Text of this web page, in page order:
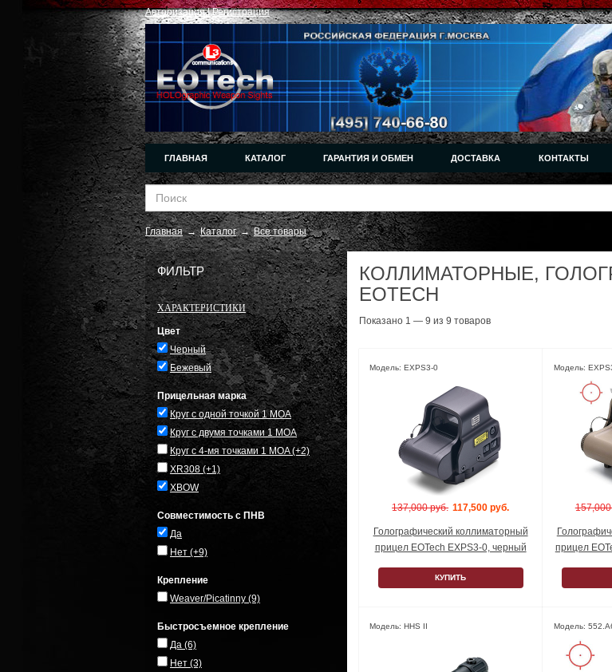
Авторизация|Регистрация
ГЛАВНАЯ КАТАЛОГ ГАРАНТИЯ И ОБМЕН ДОСТАВКА КОНТАКТЫ
Главная → Каталог → Все товары
ФИЛЬТР
ХАРАКТЕРИСТИКИ
Цвет
Черный
Бежевый
Прицельная марка
Круг с одной точкой 1 MOA
Круг с двумя точками 1 MOA
Круг с 4-мя точками 1 MOA(+2)
XR308 (+1)
XBOW
Совместимость с ПНВ
Да
Нет (+9)
Крепление
Weaver/Picatinny (9)
Быстросъемное крепление
Да (6)
Нет (3)
КОЛЛИМАТОРНЫЕ,
EOTECH
Показано 1 — 9 из 9 товаров
Модель: EXPS3-0
137,000 руб. 117,500 руб.
Голографический коллиматорный
прицел EOTech EXPS3-0, черный
КУПИТЬ
Модель:
прицел
Модель: HHS II Модель: